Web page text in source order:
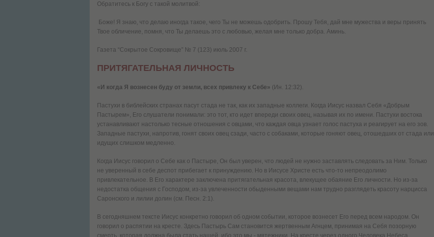
Обратитесь к Богу с такой молитвой:
Боже! Я знаю, что делаю иногда такое, чего Ты не можешь одобрить. Прошу Тебя, дай мне мужества и веры принять
Твое обличение, помня, что Ты делаешь это с любовью, желая мне только добра. Аминь.
Газета “Сокрытое Сокровище” № 7 (123) июль 2007 г.
ПРИТЯГАТЕЛЬНАЯ ЛИЧНОСТЬ
«И когда Я вознесен буду от земли, всех привлеку к Себе» (Ин. 12:32).
Пастухи в библейских странах пасут стада не так, как их западные коллеги. Когда Иисус назвал Себя «Доб­рым
Пастырем», Его слушатели понимали: это тот, кто идет впереди своих овец, называя их по имени. Пастухи востока
устанавливают настолько тесные отношения с овцами, что каждая овца узнает голос пастуха и реагирует на его зов.
Западные пастухи, напротив, гонят своих овец сзади, часто с собаками, которые гоняют овец, отошедших от стада или
идущих слишком медленно.
Когда Иисус говорил о Себе как о Пастыре, Он был уверен, что людей не нужно заставлять следовать за Ним. Только
не уверенный в себе деспот прибегает к принуждению. Но в Иисусе Христе есть что-то непреодолимо
привлекательное. В Его характере заключена притягательная красота, влекущее обаяние Его личности. Но из-за
недостатка общения с Господом, из-за увлеченности обыденными вещами нам трудно разглядеть красоту нарцисса
Саронского и лилии долин (см. Песн. 2:1).
В сегодняшнем тексте Иисус конкретно говорил об одном событии, которое вознесет Его перед всем народом. Он
говорил о распятии на кресте. Здесь Пастырь Сам становится жертвенным Агнцем, принимая на Себя позорную
смерть, которая должна была стать нашей, ибо это мы - мятежники. На кресте через одного Человека Небеса